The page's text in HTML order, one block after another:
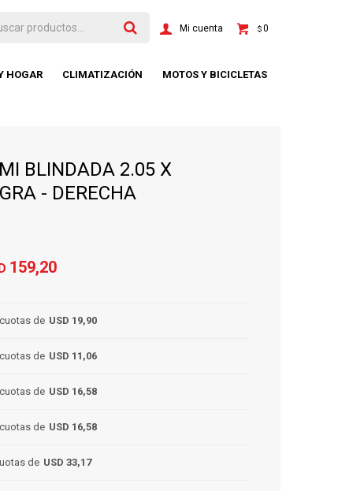
HOGAR CLIMATIZACIÓN MOTOS Y BICICLETAS
$0
BLINDADA 2.05 X
- DERECHA
159,20
cuotas de USD 19,90
cuotas de USD 11,06
cuotas de USD 16,58
cuotas de USD 16,58
de USD 33,17